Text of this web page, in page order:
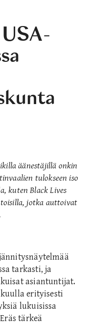
äänestäjillä onkin
tulokseen iso
kuten Black Lives
jotka auttoivat
tarkasti, ja
asiantuntijat.
erityisesti
lukuisissa
tärkeä